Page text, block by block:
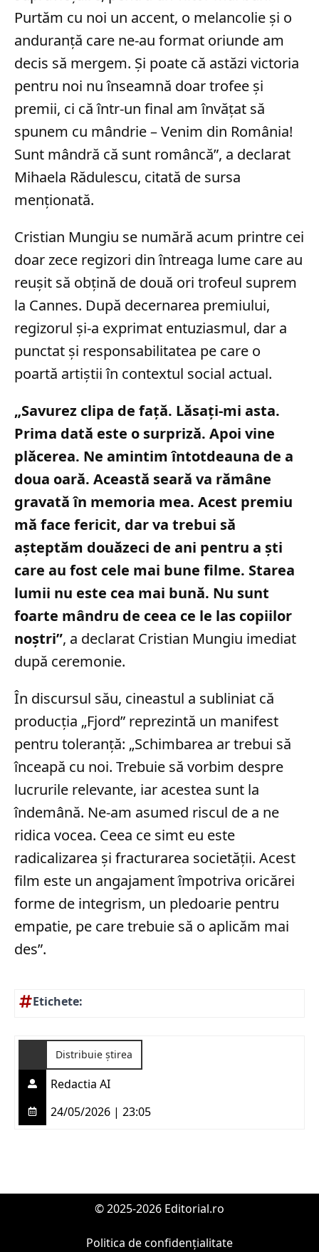
Purtăm cu noi un accent, o melancolie și o
anduranță care ne-au format oriunde am
decis să mergem. Și poate că astăzi victoria
pentru noi nu înseamnă doar trofee și
premii, ci că într-un final am învățat să
spunem cu mândrie – Venim din România!
Sunt mândră că sunt româncă”, a declarat
Mihaela Rădulescu, citată de sursa
menționată.
Cristian Mungiu se numără acum printre cei
doar zece regizori din întreaga lume care au
reușit să obțină de două ori trofeul suprem
la Cannes. După decernarea premiului,
regizorul și-a exprimat entuziasmul, dar a
punctat și responsabilitatea pe care o
poartă artiștii în contextul social actual.
„Savurez clipa de faţă. Lăsaţi-mi asta.
Prima dată este o surpriză. Apoi vine
plăcerea. Ne amintim întotdeauna de a
doua oară. Această seară va rămâne
gravată în memoria mea. Acest premiu
mă face fericit, dar va trebui să
aşteptăm douăzeci de ani pentru a şti
care au fost cele mai bune filme. Starea
lumii nu este cea mai bună. Nu sunt
foarte mândru de ceea ce le las copiilor
noştri”, a declarat Cristian Mungiu imediat
după ceremonie.
În discursul său, cineastul a subliniat că
producția „Fjord” reprezintă un manifest
pentru toleranță: „Schimbarea ar trebui să
înceapă cu noi. Trebuie să vorbim despre
lucrurile relevante, iar acestea sunt la
îndemână. Ne-am asumed riscul de a ne
ridica vocea. Ceea ce simt eu este
radicalizarea şi fracturarea societăţii. Acest
film este un angajament împotriva oricărei
forme de integrism, un pledoarie pentru
empatie, pe care trebuie să o aplicăm mai
des”.
Etichete:
Distribuie știrea
Redactia AI
24/05/2026 | 23:05
© 2025-2026 Editorial.ro
Politica de confidențialitate